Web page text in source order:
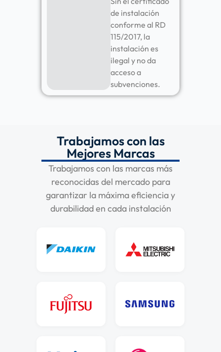
de instalación
conforme al RD
115/2017, la
instalación es
ilegal y no da
acceso a
subvenciones.
Trabajamos con las
Mejores Marcas
Trabajamos con las marcas más
reconocidas del mercado para
garantizar la máxima eficiencia y
durabilidad en cada instalación